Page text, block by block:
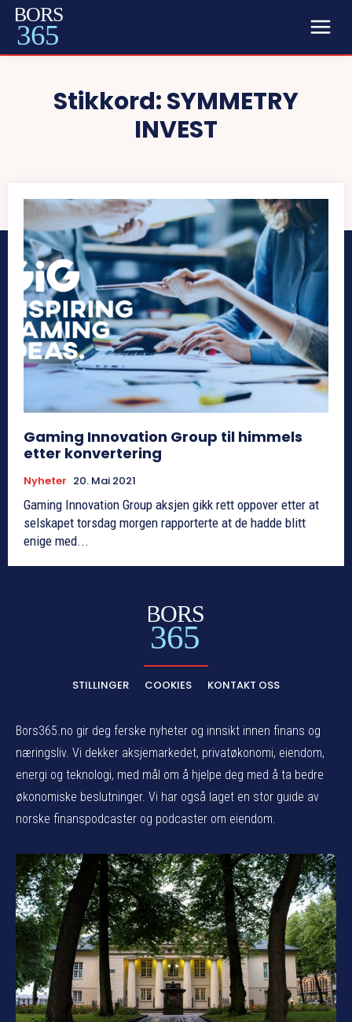
BORS
365
Stikkord:SYMMETRY
INVEST
Gaming Innovation Group til himmels
etter konvertering
Nyheter 20. Mai 2021
Gaming Innovation Group aksjen gikk rett oppover etter at
selskapet torsdag morgen rapporterte at de hadde blitt
enige med...
BORS
365
STILLINGER COOKIES KONTAKT OSS
Bors365.no gir deg ferske nyheter og innsikt innen finans og
næringsliv. Vi dekker aksjemarkedet, privatøkonomi, eiendom,
energi og teknologi, med mål om å hjelpe deg med å ta bedre
økonomiske beslutninger. Vi har også laget en stor guide av
norske finanspodcaster og podcaster om eiendom.